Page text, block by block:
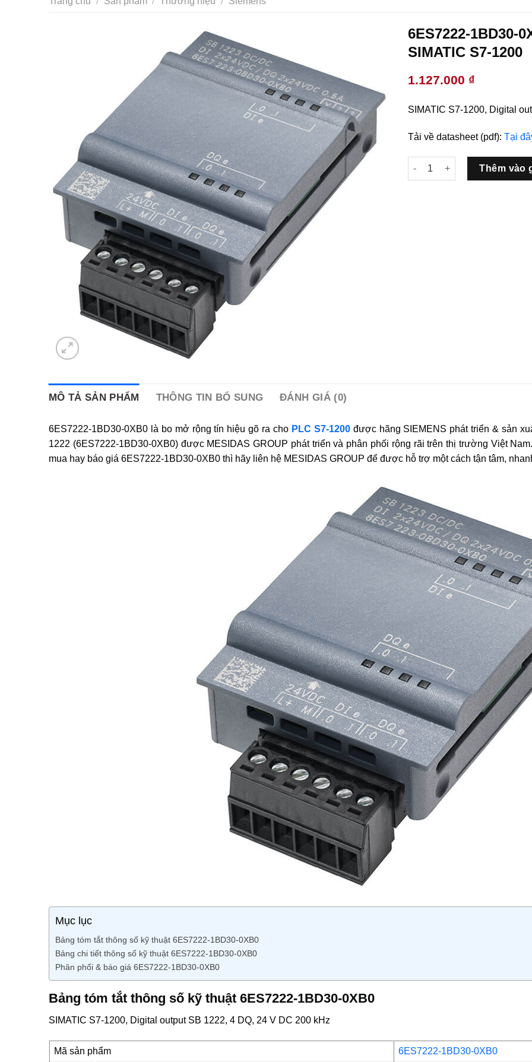
6ES7222-1BD30-
SIMATIC S7-1200
1.127.000 ₫
SIMATIC S7-1200, Digital
Tải về datasheet (pdf): Tại
6ES7222-1BD30-0XB0 SB
Thêm vào
MÔ TẢ SẢN PHẨM THÔNG TIN BỔ SUNG ĐÁNH GIÁ (0)
6ES7222-1BD30-0XB0 là bo mở rộng tín hiệu gõ ra cho PLC S7-1200được hãng SIEMENS phát triển & sản
1222 (6ES7222-1BD30-0XB0) được MESIDAS GROUP phát triển và phân phối rộng rãi trên thị trường Việt
mua hay báo giá 6ES7222-1BD30-0XB0 thì hãy liên hệ MESIDAS GROUP để được hỗ trợ một cách tận tâm,
Mục lục
Bảng tóm tắt thông số kỹ thuật 6ES7222-1BD30-0XB0
Bảng chi tiết thông số kỹ thuật 6ES7222-1BD30-0XB0
Phân phối & báo giá 6ES7222-1BD30-0XB0
Bảng tóm tắt thông số kỹ thuật 6ES7222-1BD30-0XB0
SIMATIC S7-1200, Digital output SB 1222, 4 DQ, 24 V DC 200 kHz
Mã sản phẩm 6ES7222-1BD30-0XB0